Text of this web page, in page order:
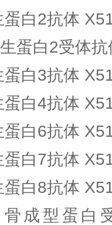
白2抗体
蛋白2受体
白3抗体
白4抗体
白6抗体
白7抗体
白8抗体
骨成型蛋白